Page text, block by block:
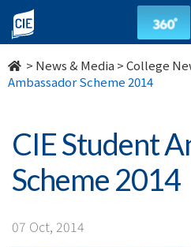
CIE
Student
Ambassador
2014
College
> News & Media >College
Ambassador Scheme 2014
CIE Student
Scheme 2014
07 Oct, 2014